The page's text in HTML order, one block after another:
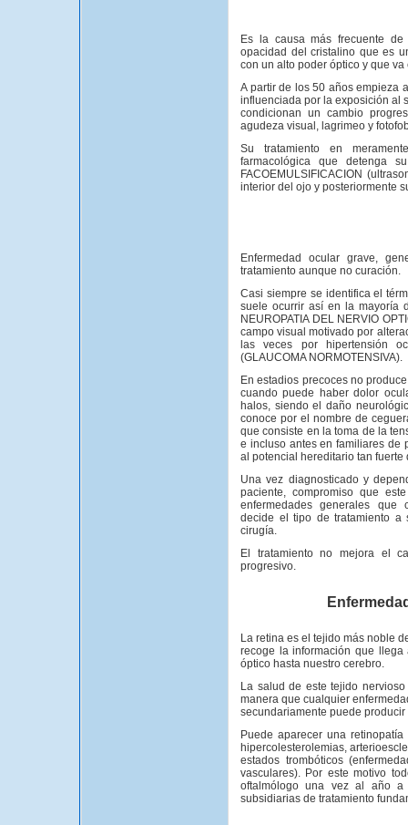
Es la causa más frecuente
opacidad del cristalino que es
con un alto poder óptico y que
A partir de los 50 años empieza
influenciada por la exposición al
condicionan un cambio
agudeza visual, lagrimeo y
Su tratamiento en
farmacológica que detenga
FACOEMULSIFICACION
interior del ojo y posteriormente
Enfermedad ocular grave,
tratamiento aunque no curación.
Casi siempre se identifica el
suele ocurrir así en la mayoría
NEUROPATIA DEL NERVIO
campo visual motivado por
las veces por hipertensión
(GLAUCOMA NORMOTENSIVA).
En estadios precoces no
cuando puede haber dolor
halos, siendo el daño
conoce por el nombre de
que consiste en la toma de la
e incluso antes en familiares de
al potencial hereditario tan fuerte
Una vez diagnosticado y
paciente, compromiso que
enfermedades generales que
decide el tipo de tratamiento a
cirugía.
El tratamiento no mejora el
progresivo.
La retina es el tejido más noble
recoge la información que
óptico hasta nuestro cerebro.
La salud de este tejido
manera que cualquier
secundariamente puede
Puede aparecer una
hipercolesterolemias,
estados trombóticos
vasculares). Por este motivo
oftalmólogo una vez al año a
subsidiarias de tratamiento